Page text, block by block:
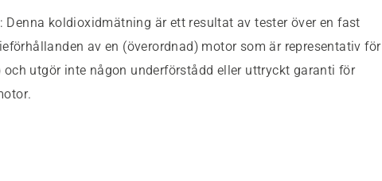
: Denna koldioxidmätning är ett resultat av tester över en fast
av en (överordnad) motor som är representativ för
utgör inte någon underförstådd eller uttryckt garanti för